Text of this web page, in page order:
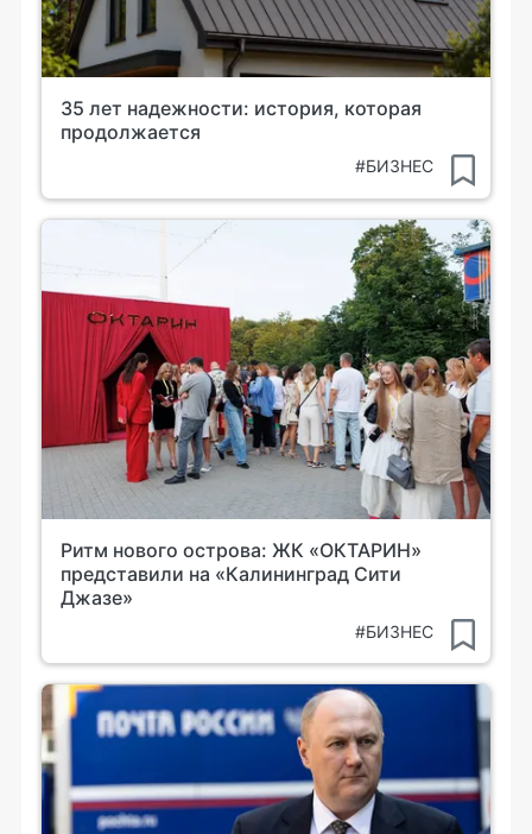
35 лет надежности: история, которая
продолжается
#БИЗНЕС
Ритм нового острова: ЖК «ОКТАРИН»
представили на «Калининград Сити
Джазе»
#БИЗНЕС